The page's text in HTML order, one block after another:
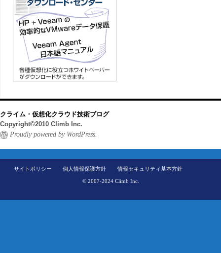
クライム・仮想化クラウド技術ブログ
Copyright©2010 Climb Inc.
Proudly powered by WordPress.
サイトポリシー 個人情報保護方針 情報セキュリティ基本方針
© 2007-2024 Climb Inc.